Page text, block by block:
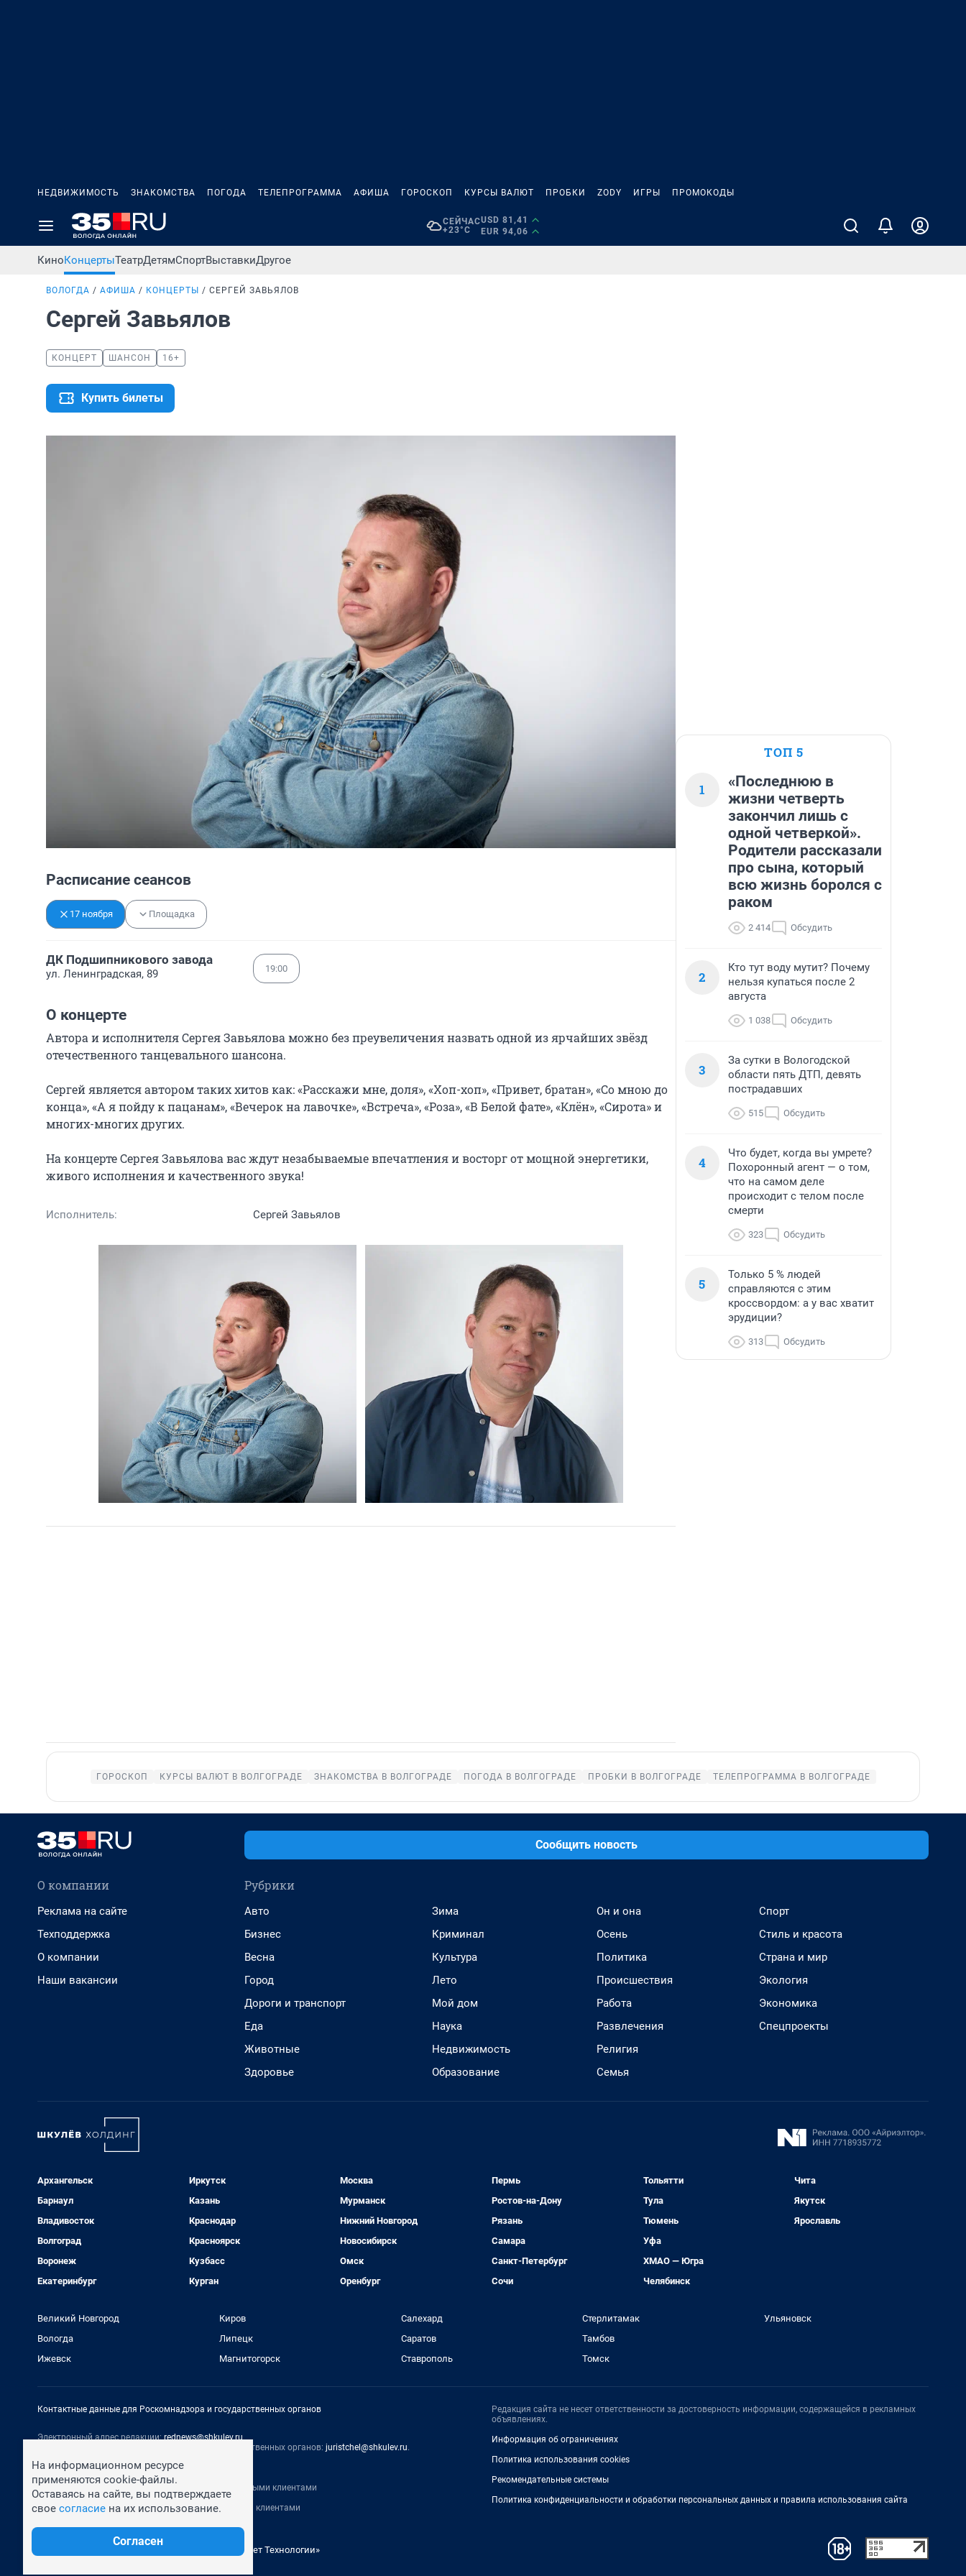
НЕДВИЖИМОСТЬ ЗНАКОМСТВА ПОГОДА ТЕЛЕПРОГРАММА АФИША ГОРОСКОП КУРСЫ ВАЛЮТ ПРОБКИ ZODY ИГРЫ ПРОМОКОДЫ
СЕЙЧАС
+23°C
USD 81,41
EUR 94,06
КиноКонцертыТеатрДетямСпортВыставкиДругое
ВОЛОГДА АФИША КОНЦЕРТЫ СЕРГЕЙ ЗАВЬЯЛОВ
Сергей Завьялов
КОНЦЕРТ ШАНСОН 16+
Купить билеты
Расписание сеансов
17 ноября Площадка
ДК Подшипникового завода
ул. Ленинградская, 89 19:00
О концерте
Автора и исполнителя Сергея Завьялова можно без преувеличения назвать одной из ярчайших звёзд
отечественного танцевального шансона.
Сергей является автором таких хитов как: «Расскажи мне, доля», «Хоп-хоп», «Привет, братан», «Со мною до
конца», «А я пойду к пацанам», «Вечерок на лавочке», «Встреча», «Роза», «В Белой фате», «Клён», «Сирота» и
многих-многих других.
На концерте Сергея Завьялова вас ждут незабываемые впечатления и восторг от мощной энергетики,
живого исполнения и качественного звука!
Исполнитель: Сергей Завьялов
ТОП 5
1
«Последнюю в
жизни четверть
закончил лишь с
одной четверкой».
Родители рассказали
про сына, который
всю жизнь боролся с
раком
2 414 Обсудить
2
Кто тут воду мутит? Почему
нельзя купаться после 2
августа
1 038 Обсудить
3
За сутки в Вологодской
области пять ДТП, девять
пострадавших
515 Обсудить
4
Что будет, когда вы умрете?
Похоронный агент — о том,
что на самом деле
происходит с телом после
смерти
323 Обсудить
5
Только 5 % людей
справляются с этим
кроссвордом: а у вас хватит
эрудиции?
313 Обсудить
ГОРОСКОП КУРСЫ ВАЛЮТ В ВОЛГОГРАДЕ ЗНАКОМСТВА В ВОЛГОГРАДЕ ПОГОДА В ВОЛГОГРАДЕ ПРОБКИ В ВОЛГОГРАДЕ ТЕЛЕПРОГРАММА В ВОЛГОГРАДЕ
Сообщить новость
О компании
Реклама на сайте
Техподдержка
О компании
Наши вакансии
Рубрики
Авто
Бизнес
Весна
Город
Дороги и транспорт
Еда
Животные
Здоровье
Зима
Криминал
Культура
Лето
Мой дом
Наука
Недвижимость
Образование
Он и она
Осень
Политика
Происшествия
Работа
Развлечения
Религия
Семья
Спорт
Стиль и красота
Страна и мир
Экология
Экономика
Спецпроекты
Архангельск
Барнаул
Владивосток
Волгоград
Воронеж
Екатеринбург
Иркутск
Казань
Краснодар
Красноярск
Кузбасс
Курган
Москва
Мурманск
Нижний Новгород
Новосибирск
Омск
Оренбург
Пермь
Ростов-на-Дону
Рязань
Самара
Санкт-Петербург
Сочи
Тольятти
Тула
Тюмень
Уфа
ХМАО — Югра
Челябинск
Чита
Якутск
Ярославль
Великий Новгород
Вологда
Ижевск
Киров
Липецк
Магнитогорск
Салехард
Саратов
Ставрополь
Стерлитамак
Тамбов
Томск
Ульяновск
Контактные данные для Роскомнадзора и государственных органов
Электронный адрес редакции:rednews@shkulev.ru
Контактные данные для Роскомнадзора и государственных органов: juristchel@shkulev.ru.
Техподдержка:help@shkulev.ru
По вопросам коммерческого сотрудничества:
Жапарова Жанна, менеджер по работе с федеральными клиентами
zhanna.zhaparova@shkulev.ru , моб. + 7 982 640 34 32
Ревина Мария, директор по работе с федеральными клиентами
Редакция сайта не несет ответственности за достоверность информации, содержащейся в рекламных
объявлениях.
Информация об ограничениях
Политика использования cookies
Рекомендательные системы
Политика конфиденциальности и обработки персональных данных и правила использования сайта
© ООО «Интернет Технологии»
На информационном ресурсе
применяются cookie-файлы.
Оставаясь на сайте, вы подтверждаете
свое согласие на их использование.
Согласен